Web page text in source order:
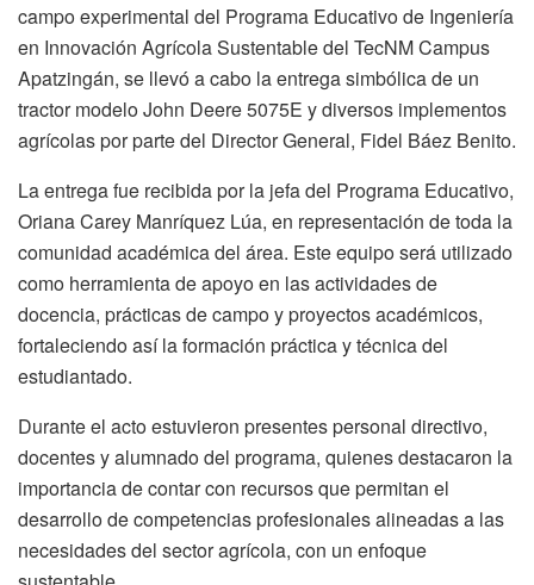
campo experimental del Programa Educativo de Ingeniería
en Innovación Agrícola Sustentable del TecNM Campus
Apatzingán, se llevó a cabo la entrega simbólica de un
tractor modelo John Deere 5075E y diversos implementos
agrícolas por parte del Director General, Fidel Báez Benito.
La entrega fue recibida por la jefa del Programa Educativo,
Oriana Carey Manríquez Lúa, en representación de toda la
comunidad académica del área. Este equipo será utilizado
como herramienta de apoyo en las actividades de
docencia, prácticas de campo y proyectos académicos,
fortaleciendo así la formación práctica y técnica del
estudiantado.
Durante el acto estuvieron presentes personal directivo,
docentes y alumnado del programa, quienes destacaron la
importancia de contar con recursos que permitan el
desarrollo de competencias profesionales alineadas a las
necesidades del sector agrícola, con un enfoque